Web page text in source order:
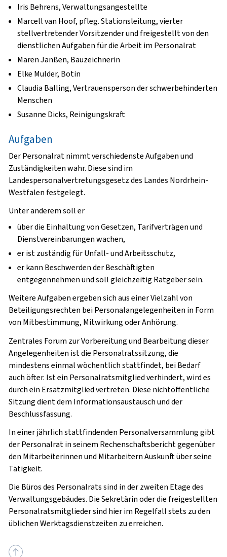
Iris Behrens, Verwaltungsangestellte
Marcell van Hoof, pfleg. Stationsleitung, vierter
stellvertretender Vorsitzender und freigestellt von den
dienstlichen Aufgaben für die Arbeit im Personalrat
Maren Janßen, Bauzeichnerin
Elke Mulder, Botin
Claudia Balling, Vertrauensperson der schwerbehinderten
Menschen
Susanne Dicks, Reinigungskraft
Aufgaben
Der Personalrat nimmt verschiedenste Aufgaben und
Zuständigkeiten wahr. Diese sind im
Landespersonalvertretungsgesetz des Landes Nordrhein-
Westfalen festgelegt.
Unter anderem soll er
über die Einhaltung von Gesetzen, Tarifverträgen und
Dienstvereinbarungen wachen,
er ist zuständig für Unfall- und Arbeitsschutz,
er kann Beschwerden der Beschäftigten
entgegennehmen und soll gleichzeitig Ratgeber sein.
Weitere Aufgaben ergeben sich aus einer Vielzahl von
Beteiligungsrechten bei Personalangelegenheiten in Form
von Mitbestimmung, Mitwirkung oder Anhörung.
Zentrales Forum zur Vorbereitung und Bearbeitung dieser
Angelegenheiten ist die Personalratssitzung, die
mindestens einmal wöchentlich stattfindet, bei Bedarf
auch öfter. Ist ein Personalratsmitglied verhindert, wird es
durch ein Ersatzmitglied vertreten. Diese nichtöffentliche
Sitzung dient dem Informationsaustausch und der
Beschlussfassung.
In einer jährlich stattfindenden Personalversammlung gibt
der Personalrat in seinem Rechenschaftsbericht gegenüber
den Mitarbeiterinnen und Mitarbeitern Auskunft über seine
Tätigkeit.
Die Büros des Personalrats sind in der zweiten Etage des
Verwaltungsgebäudes. Die Sekretärin oder die freigestellten
Personalratsmitglieder sind hier im Regelfall stets zu den
üblichen Werktagsdienstzeiten zu erreichen.